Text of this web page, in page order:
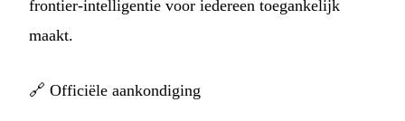
frontier-intelligentie voor iedereen toegankelijk
maakt.
🔗 Officiële aankondiging